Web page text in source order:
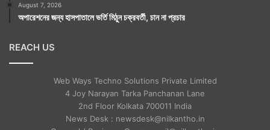
August 7, 2026
অপারেশনের জন্য হাসপাতালে ভর্তি মিঠুন চক্রবর্তী, চান না প্রচার
REACH US
Web Ways Techno Solutions Private Limited
4 Joy Narayan Tarka Panchanan Lane
2nd Floor Kolkata 700011 India
News Desk : newsdesk@nilkantho.in